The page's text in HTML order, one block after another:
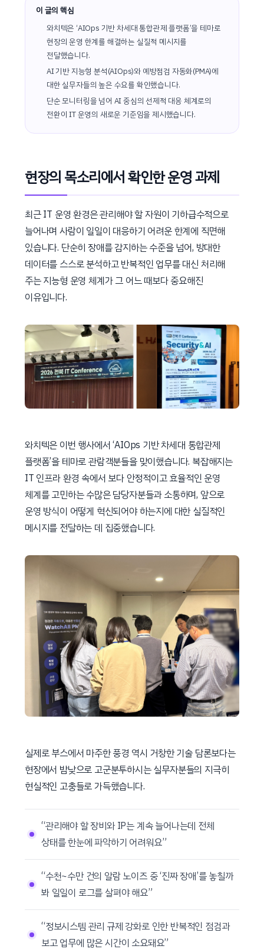
이 글의 핵심
와치텍은 ‘AIOps 기반 차세대 통합관제 플랫폼’을 테마로
현장의 운영 한계를 해결하는 실질적 메시지를
전달했습니다.
AI 기반 지능형 분석(AIOps)와 예방점검 자동화(PMA)에
대한 실무자들의 높은 수요를 확인했습니다.
단순 모니터링을 넘어 AI 중심의 선제적 대응 체계로의
전환이 IT 운영의 새로운 기준임을 제시했습니다.
현장의 목소리에서 확인한 운영 과제
최근 IT 운영 환경은 관리해야 할 자원이 기하급수적으로
늘어나며 사람이 일일이 대응하기 어려운 한계에 직면해
있습니다. 단순히 장애를 감지하는 수준을 넘어, 방대한
데이터를 스스로 분석하고 반복적인 업무를 대신 처리해
주는 지능형 운영 체계가 그 어느 때보다 중요해진
이유입니다.
와치텍은 이번 행사에서 ‘AIOps 기반 차세대 통합관제
플랫폼’을 테마로 관람객분들을 맞이했습니다. 복잡해지는
IT 인프라 환경 속에서 보다 안정적이고 효율적인 운영
체계를 고민하는 수많은 담당자분들과 소통하며, 앞으로
운영 방식이 어떻게 혁신되어야 하는지에 대한 실질적인
메시지를 전달하는 데 집중했습니다.
실제로 부스에서 마주한 풍경 역시 거창한 기술 담론보다는
현장에서 밤낮으로 고군분투하시는 실무자분들의 지극히
현실적인 고충들로 가득했습니다.
“관리해야 할 장비와 IP는 계속 늘어나는데 전체
상태를 한눈에 파악하기 어려워요”
“수천~수만 건의 알람 노이즈 중 ‘진짜 장애’를 놓칠까
봐 일일이 로그를 살펴야 해요”
“정보시스템 관리 규제 강화로 인한 반복적인 점검과
보고 업무에 많은 시간이 소요돼요”